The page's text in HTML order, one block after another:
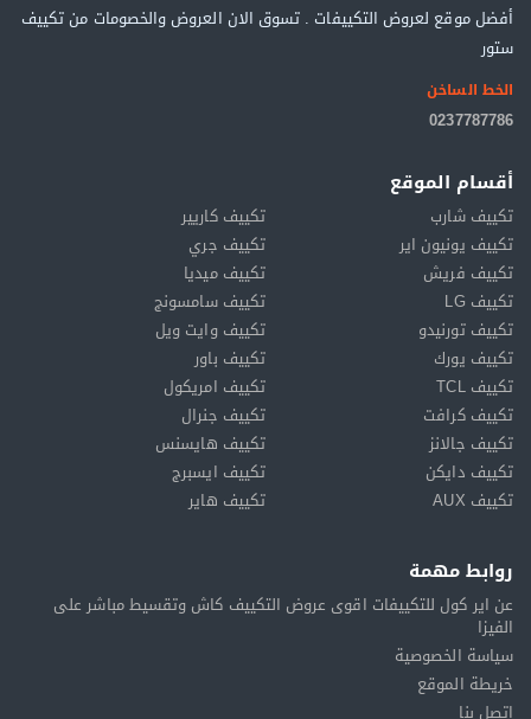
أفضل موقع لعروض التكييفات . تسوق الان العروض والخصومات من تكييف
ستور
الخط الساخن
0237787786
أقسام الموقع
تكييف شارب
تكييف كاريير
تكييف يونيون اير
تكييف جري
تكييف فريش
تكييف ميديا
تكييف LG
تكييف سامسونج
تكييف تورنيدو
تكييف وايت ويل
تكييف يورك
تكييف باور
تكييف TCL
تكييف امريكول
تكييف كرافت
تكييف جنرال
تكييف جالانز
تكييف هايسنس
تكييف دايكن
تكييف ايسبرج
تكييف AUX
تكييف هاير
روابط مهمة
عن اير كول للتكييفات اقوى عروض التكييف كاش وتقسيط مباشر على
الفيزا
سياسة الخصوصية
خريطة الموقع
إتصل بنا